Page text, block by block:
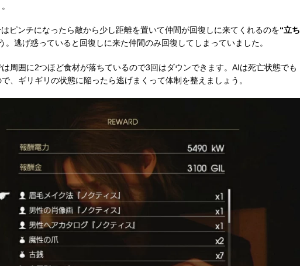
ピンチになったら敵から少し距離を置いて仲間が回復しに来てくれるのを“立ち
。逃げ惑っていると回復しに来た仲間のみ回復してしまっていました。
周囲に2つほど食材が落ちているので3回はダウンできます。AIは死亡状態でも
、ギリギリの状態に陥ったら逃げまくって体制を整えましょう。